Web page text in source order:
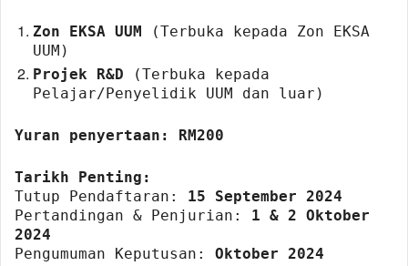
Zon EKSA UUM
(Terbuka kepada Zon EKSA
UUM)
Projek R&D (Terbuka kepada
Pelajar/Penyelidik UUM dan luar)
Yuran penyertaan: RM200
Tarikh Penting:
Tutup Pendaftaran: 15 September 2024
Pertandingan & Penjurian: 1 & 2 Oktober
2024
Pengumuman Keputusan: Oktober 2024